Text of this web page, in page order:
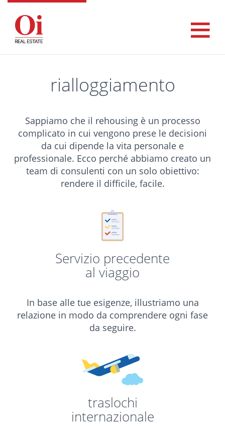
rialloggiamento
Sappiamo che il rehousing è un processo
complicato in cui vengono prese le decisioni
da cui dipende la vita personale e
professionale. Ecco perché abbiamo creato un
team di consulenti con un solo obiettivo:
rendere il difficile, facile.
Servizio precedente
al viaggio
In base alle tue esigenze, illustriamo una
relazione in modo da comprendere ogni fase
da seguire.
traslochi
internazionale